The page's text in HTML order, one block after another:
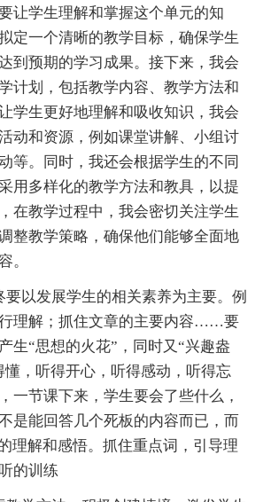
让学生理解和掌握这个单元的知
定一个清晰的教学目标，确保学生
到预期的学习成果。接下来，我会
计划，包括教学内容、教学方法和
学生更好地理解和吸收知识，我会
动和资源，例如课堂讲解、小组讨
等。同时，我还会根据学生的不同
用多样化的教学方法和教具，以提
在教学过程中，我会密切关注学生
整教学策略，确保他们能够全面地
。
以发展学生的相关素养为主要。例
理解；抓住文章的主要内容……要
生“思想的火花”，同时又“兴趣盎
懂，听得开心，听得感动，听得忘
一节课下来，学生要会了些什么，
是能回答几个死板的内容而已，而
理解和感悟。抓住重点词，引导理
的训练